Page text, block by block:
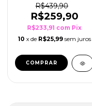
R$439,90
R$259,90
R$233,91 com Pix
10 x de R$25,99 sem juros
COMPRAR